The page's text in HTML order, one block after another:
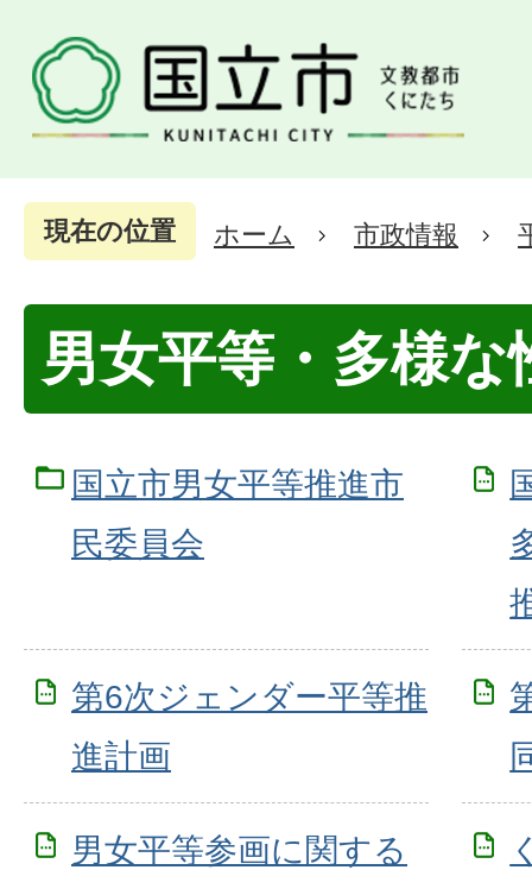
現在の位置 ホーム 市政情報
男女平等・多様な
国立市男女平等推進市
民委員会
第6次ジェンダー平等推
進計画
男女平等参画に関する